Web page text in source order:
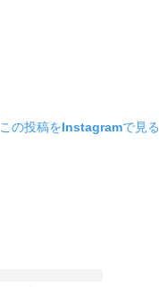
この投稿をInstagramで見る